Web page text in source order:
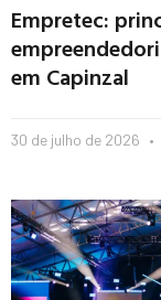
Empretec:
em Capinzal
30 de julho de 2026